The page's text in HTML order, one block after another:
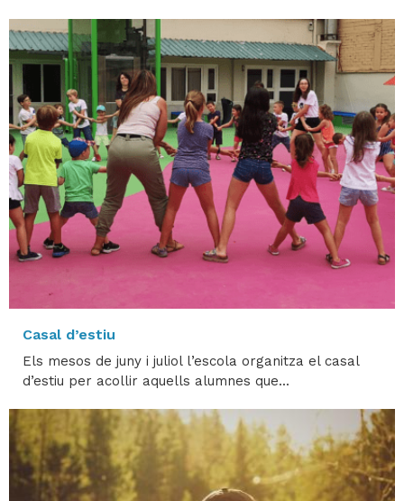
Casal d’estiu
Els mesos de juny i juliol l’escola organitza el casal
d’estiu per acollir aquells alumnes que...